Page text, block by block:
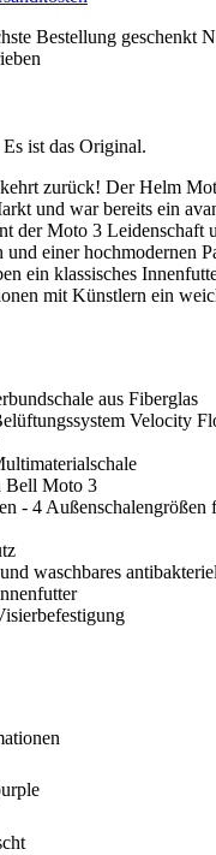
Bestellung geschenkt
ist das Original.
zurück! Der Helm
und war bereits ein
der Moto 3 Leidenschaft
und einer hochmodernen
ein klassisches
mit Künstlern ein
aus Fiberglas
Velocity
Bell Moto 3
- 4
waschbares